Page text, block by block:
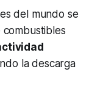
del mundo se
la descarga